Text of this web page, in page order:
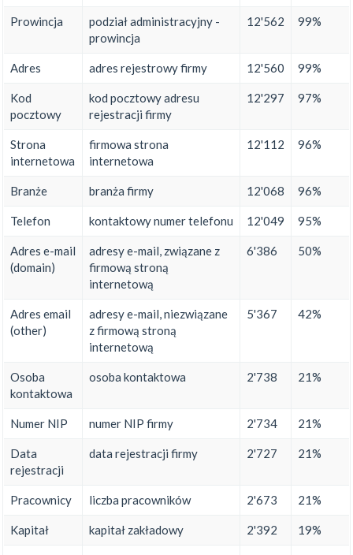
Prowincja
podział administracyjny -
prowincja
12'562 99%
Adres adres rejestrowy firmy 12'560 99%
Kod
pocztowy
kod pocztowy adresu
rejestracji firmy
12'297 97%
Strona
internetowa
firmowa strona
internetowa
12'112 96%
Branże branża firmy 12'068 96%
Telefon kontaktowy numer telefonu 12'049 95%
Adres e-mail
(domain)
adresy e-mail, związane z
firmową stroną
internetową
6'386 50%
Adres email
(other)
adresy e-mail, niezwiązane
z firmową stroną
internetową
5'367 42%
Osoba
kontaktowa
osoba kontaktowa 2'738 21%
Numer NIP numer NIP firmy 2'734 21%
Data
rejestracji
data rejestracji firmy 2'727 21%
Pracownicy liczba pracowników 2'673 21%
Kapitał kapitał zakładowy 2'392 19%